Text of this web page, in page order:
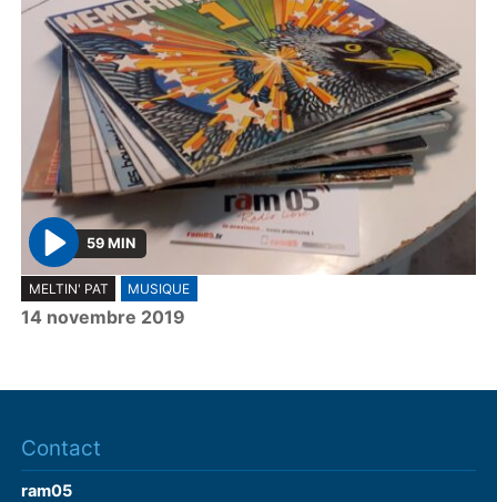
P
l
a
59 MIN
MELTIN' PAT MUSIQUE
14 novembre 2019
Contact
ram05